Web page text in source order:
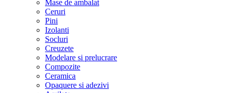
Mase de ambalat
Ceruri
Pini
Izolanti
Socluri
Creuzete
Modelare si prelucrare
Compozite
Ceramica
Opaquere si adezivi